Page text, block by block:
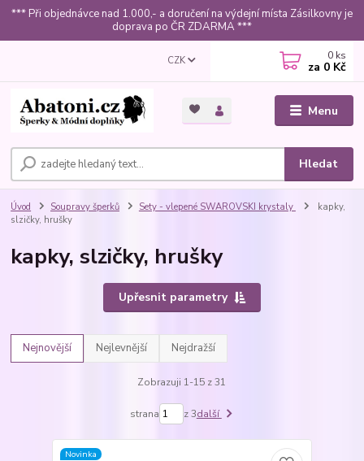
*** Při objednávce nad 1.000,- a doručení na výdejní místa Zásilkovny je
doprava po ČR ZDARMA ***
Menu
CZK
Hledat
0 ks
za 0 Kč
Úvod Soupravy šperků Sety - vlepené SWAROVSKI krystaly
kapky,
slzičky, hrušky
kapky, slzičky, hrušky
Upřesnit parametry
Nejnovější Nejlevnější Nejdražší
Zobrazuji 1-15 z 31
strana z 3další
Novinka